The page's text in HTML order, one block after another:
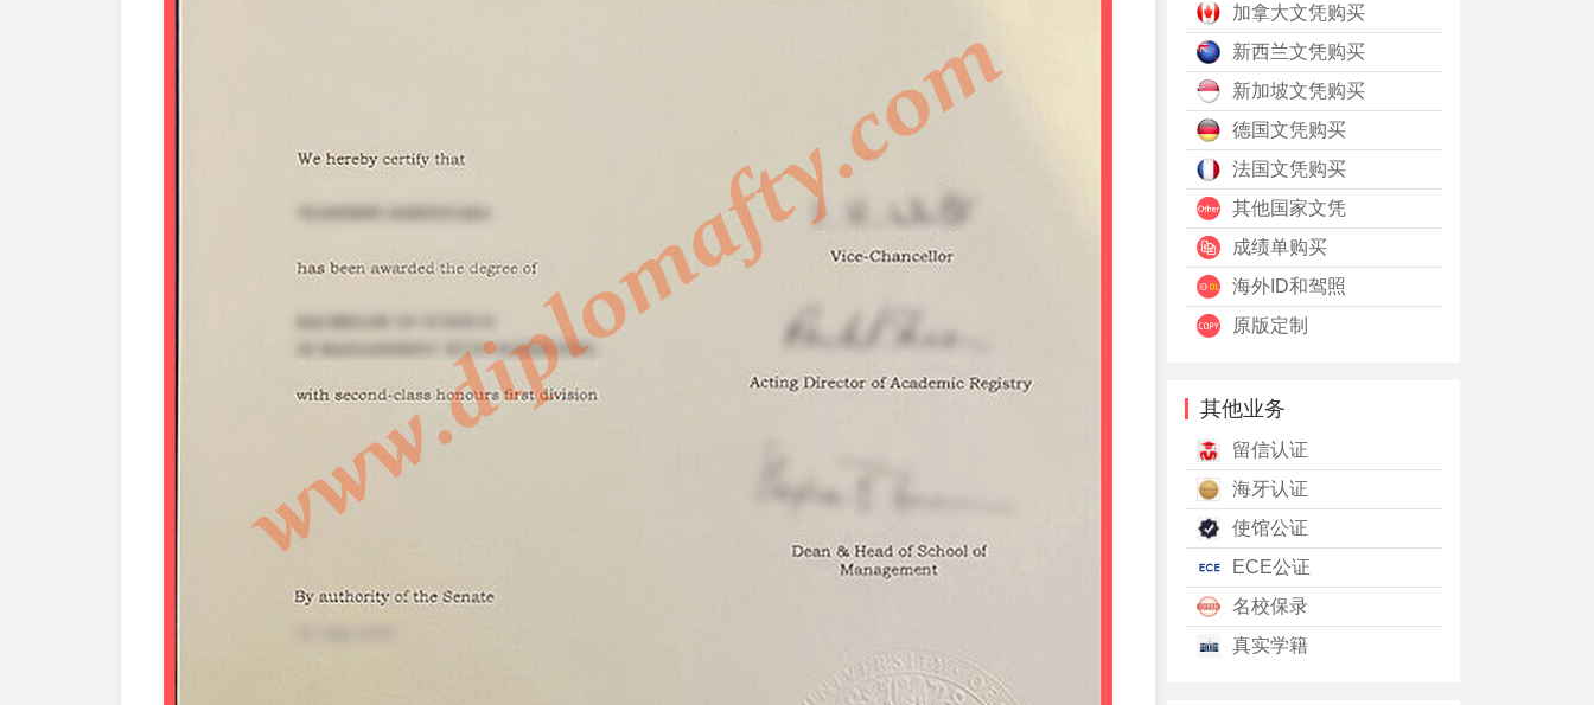
加拿大文凭购买
新西兰文凭购买
新加坡文凭购买
德国文凭购买
法国文凭购买
其他国家文凭
成绩单购买
海外ID和驾照
原版定制
其他业务
留信认证
海牙认证
使馆公证
ECE公证
名校保录
真实学籍